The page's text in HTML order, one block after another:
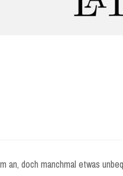
an, doch manchmal etwas